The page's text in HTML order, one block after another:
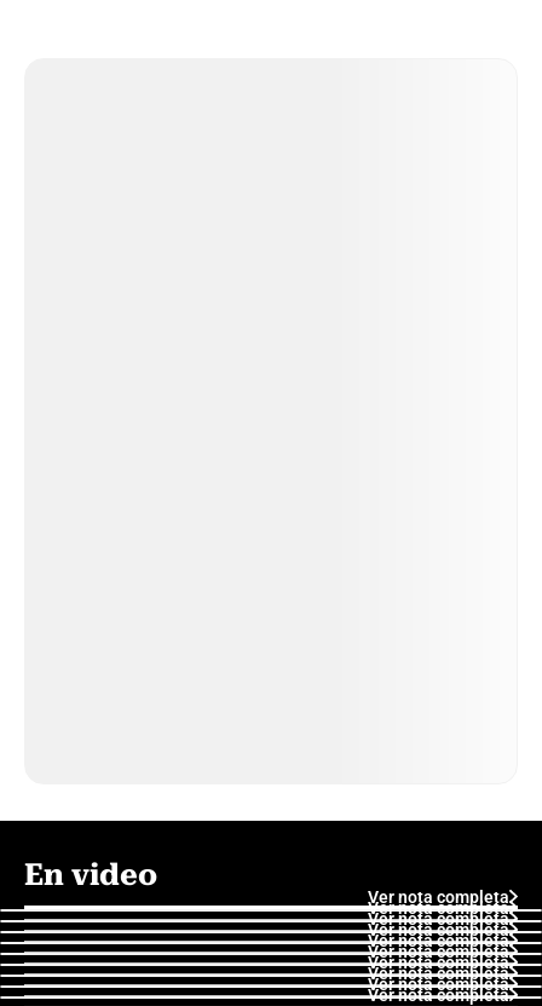
En video
Ver nota completa
Ver nota completa
Ver nota completa
Ver nota completa
Ver nota completa
Ver nota completa
Ver nota completa
Ver nota completa
Ver nota completa
Ver nota completa